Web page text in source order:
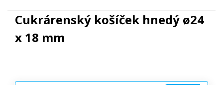
Cukrárenský košíček hnedý ø24
x 18 mm